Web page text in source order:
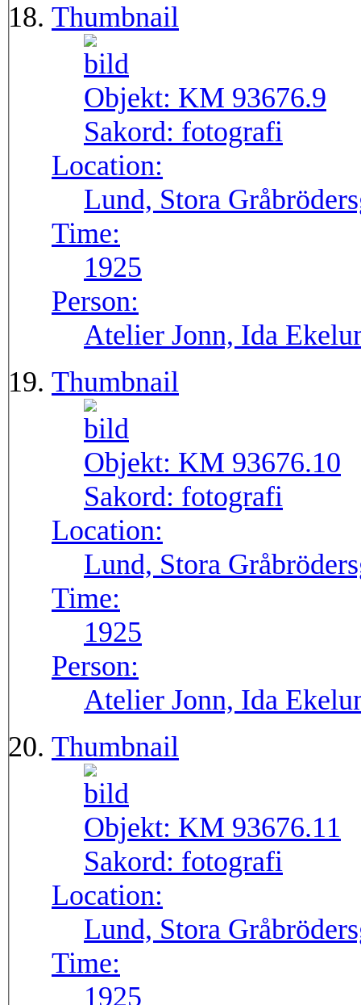
Thumbnail
Objekt: KM 93676.9
Sakord: fotografi
Location:
Lund, Stora
Time:
1925
Person:
Atelier Jonn, Ida
Thumbnail
Objekt: KM 93676.10
Sakord: fotografi
Location:
Lund, Stora
Time:
1925
Person:
Atelier Jonn, Ida
Thumbnail
Objekt: KM 93676.11
Sakord: fotografi
Location:
Lund, Stora
Time:
1925